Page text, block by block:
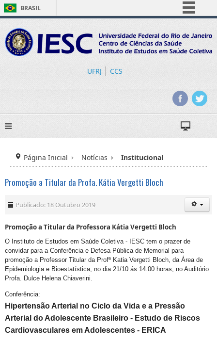
BRASIL
Comunica BR
Participe
UFRJ CCS
Página Inicial Notícias Institucional
Promoção a Titular da Profa. Kátia Vergetti Bloch
Publicado: 18 Outubro 2019
Promoção a Titular da Professora Kátia Vergetti Bloch
O Instituto de Estudos em Saúde Coletiva - IESC tem o prazer de
convidar para a Conferência e Defesa Pública de Memorial para
promoção a Professor Titular da Profª Katia Vergetti Bloch, da Área de
Epidemiologia e Bioestatística, no dia 21/10 ás 14:00 horas, no Auditório
Profa. Dulce Helena Chiaverini.
Conferência:
Hipertensão Arterial no Ciclo da Vida e a Pressão
Arterial do Adolescente Brasileiro - Estudo de Riscos
Cardiovasculares em Adolescentes - ERICA